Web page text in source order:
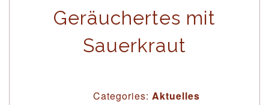
Geräuchertes mit
Sauerkraut
Categories: Aktuelles